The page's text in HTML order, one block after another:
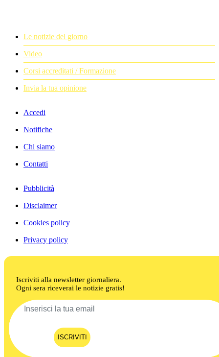
Le notizie del giorno
Video
Corsi accreditati / Formazione
Invia la tua opinione
Accedi
Notifiche
Chi siamo
Contatti
Pubblicità
Disclaimer
Cookies policy
Privacy policy
Iscriviti alla newsletter giornaliera.
Ogni sera riceverai le notizie gratis!
ISCRIVITI